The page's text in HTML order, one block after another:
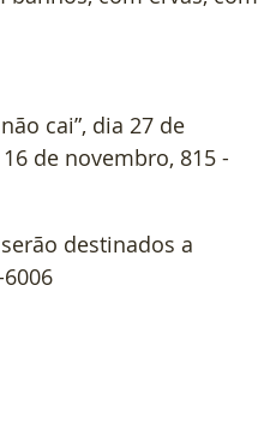
cai”, dia 27 de
de novembro, 815 -
destinados a